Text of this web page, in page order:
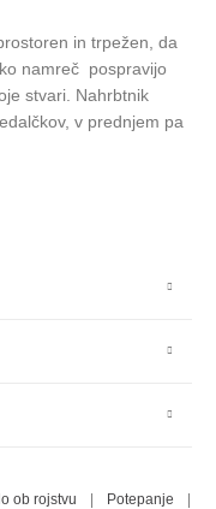
ob rojstvu | Potepanje
|
in trpežen, da
namreč pospravijo
stvari. Nahrbtnik
v prednjem pa